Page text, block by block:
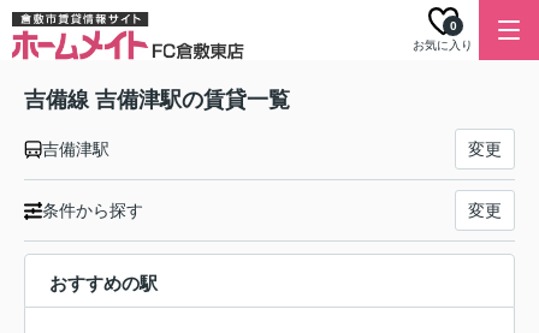
お気に入り
0
吉備線 吉備津駅の賃貸一覧
吉備津駅 変更
条件から探す 変更
おすすめの駅